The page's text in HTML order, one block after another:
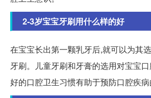
2-3岁宝宝牙刷用什么样的好
在宝宝长出第一颗乳牙后,就可以为其
牙刷。儿童牙刷和牙膏的选用对宝宝
好的口腔卫生习惯有助于预防口腔疾病